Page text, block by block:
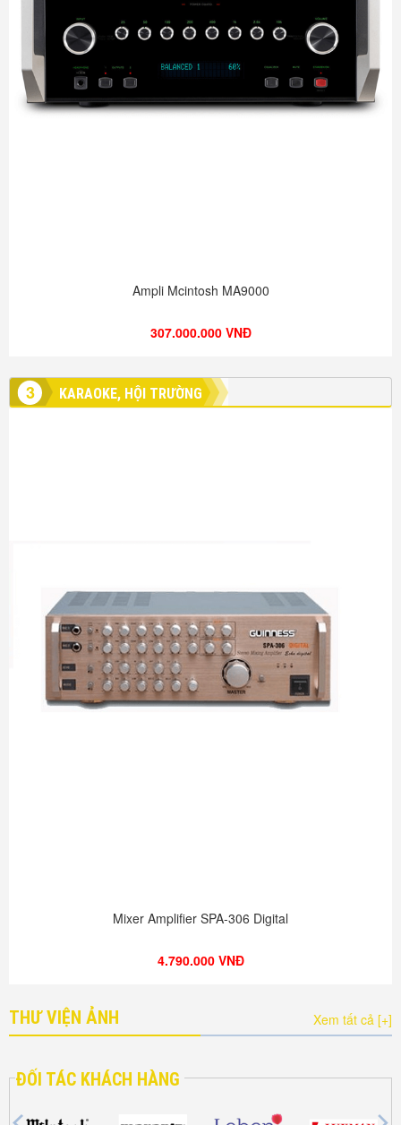
Ampli Mcintosh MA9000
307.000.000 VNĐ
3 KARAOKE, HỘI TRƯỜNG
Mixer Amplifier SPA-306 Digital
4.790.000 VNĐ
THƯ VIỆN ẢNH Xem tất cả [+]
ĐỐI TÁC KHÁCH HÀNG